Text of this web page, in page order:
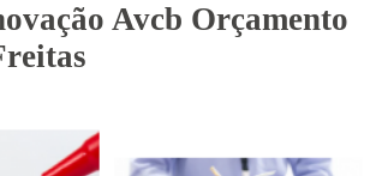
Avcb Orçamento